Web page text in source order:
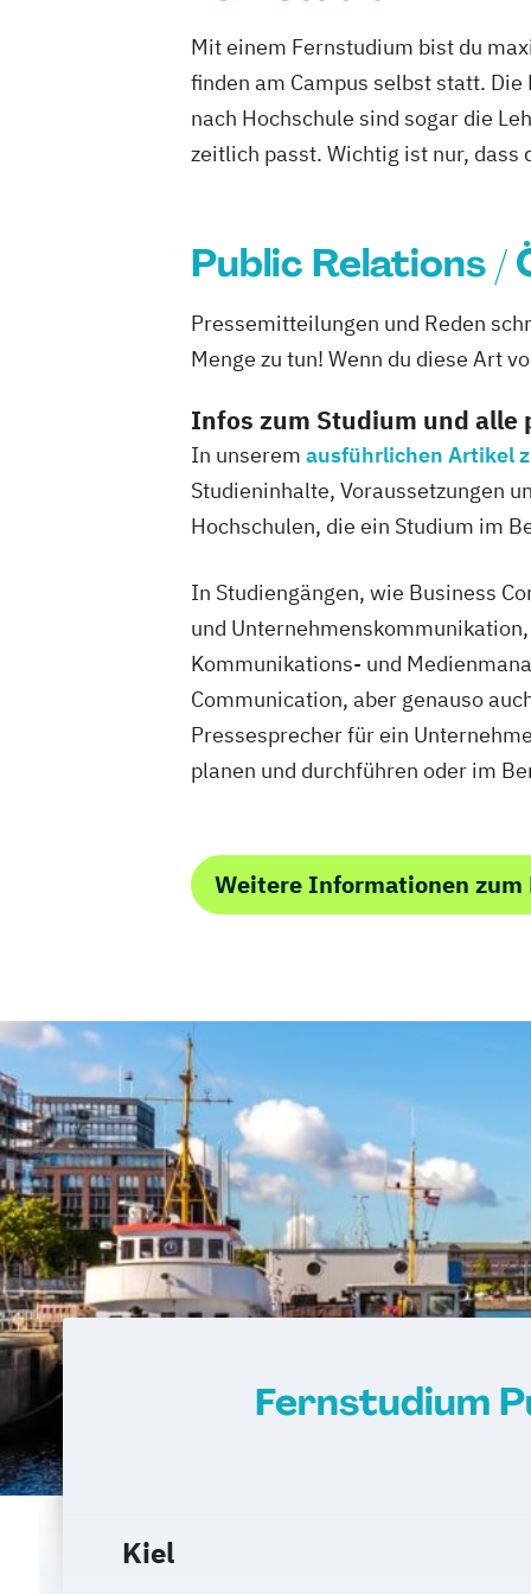
Mit einem Fernstudium bist du
finden am Campus selbst statt.
nach Hochschule sind sogar die
zeitlich passt. Wichtig ist nur, dass
Public Relations
Pressemitteilungen und Reden
Menge zu tun! Wenn du diese Art
Infos zum Studium und alle
In unserem ausführlichen Artikel
Studieninhalte, Voraussetzungen
Hochschulen, die ein Studium im
In Studiengängen, wie Business
und
Kommunikations- und
Communication, aber genauso
Pressesprecher für ein
planen und durchführen oder im
Weitere Informationen
Fernstudium
Kiel